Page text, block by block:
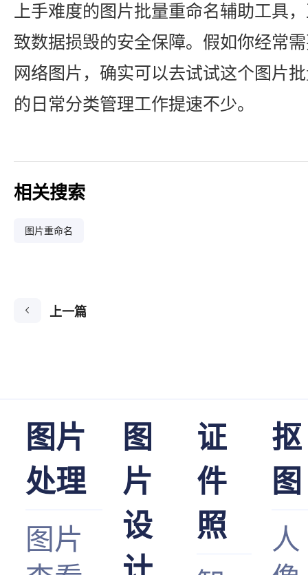
上手难度的图片批量重命名辅助工具
致数据损毁的安全保障。假如你经常
网络图片，确实可以去试试这个图片
的日常分类管理工作提速不少。
相关搜索
图片重命名
上一篇
图片
处理
图片
图
片
设
证
件
照
抠
图
人